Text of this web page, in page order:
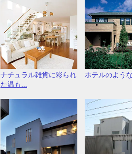
ナチュラル雑貨に彩られ
た温も...
ホテルのよう